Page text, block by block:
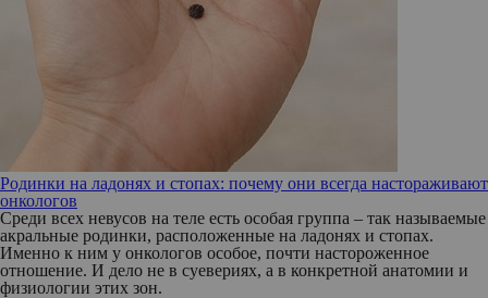
Родинки на ладонях и стопах: почему они всегда настораживают
онкологов
Среди всех невусов на теле есть особая группа – так называемые
акральные родинки, расположенные на ладонях и стопах.
Именно к ним у онкологов особое, почти настороженное
отношение. И дело не в суевериях, а в конкретной анатомии и
физиологии этих зон.